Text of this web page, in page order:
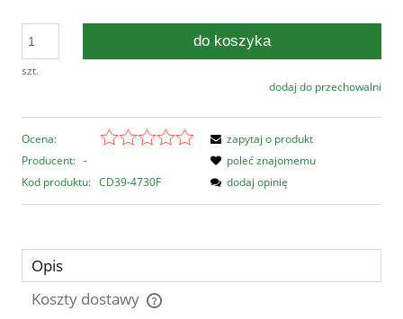
szt.
do koszyka
dodaj do przechowalni
Ocena:
Producent: -
Kod produktu: CD39-4730F
zapytaj o produkt
poleć znajomemu
dodaj opinię
Opis
Koszty dostawy
Cena nie zawiera ewentualnych kosztów płatności